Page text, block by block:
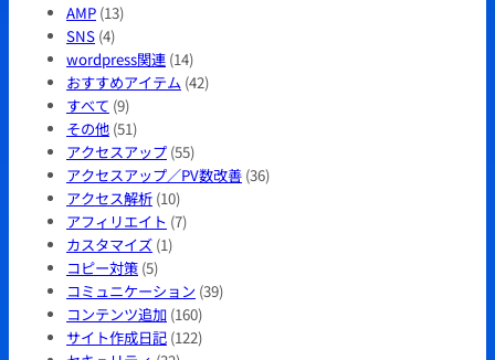
AMP (13)
SNS (4)
wordpress関連 (14)
おすすめアイテム (42)
すべて (9)
その他 (51)
アクセスアップ (55)
アクセスアップ／PV数改善 (36)
アクセス解析 (10)
アフィリエイト (7)
カスタマイズ (1)
コピー対策 (5)
コミュニケーション (39)
コンテンツ追加 (160)
サイト作成日記 (122)